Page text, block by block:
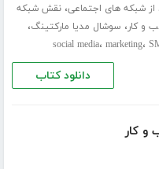
شبکه های اجتماعی،نقش شبکه
و کار، سوشال مدیا مارکتینگ،
social media، marketing،
دانلود کتاب
و کار